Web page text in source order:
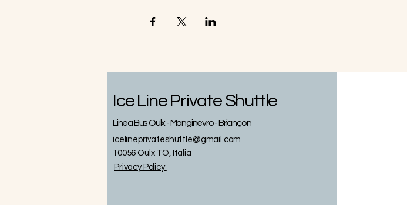
Ice Line Private Shuttle
Linea Bus Oulx - Monginevro - Briançon
icelineprivateshuttle@gmail.com
10056 Oulx TO, Italia
Privacy Policy